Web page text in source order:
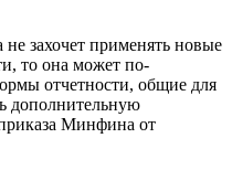
не захочет применять новые
то она может по-
отчетности, общие для
дополнительную
Минфина от